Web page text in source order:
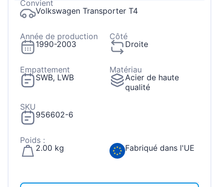
Convient
Volkswagen Transporter T4
Année de production
1990-2003
Côté
Droite
Empattement
SWB, LWB
Matériau
Acier de haute
qualité
SKU
956602-6
Poids :
2.00 kg
Fabriqué dans l'UE